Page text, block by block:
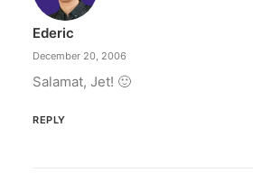
Ederic
December 20, 2006
Salamat, Jet! 🙂
REPLY